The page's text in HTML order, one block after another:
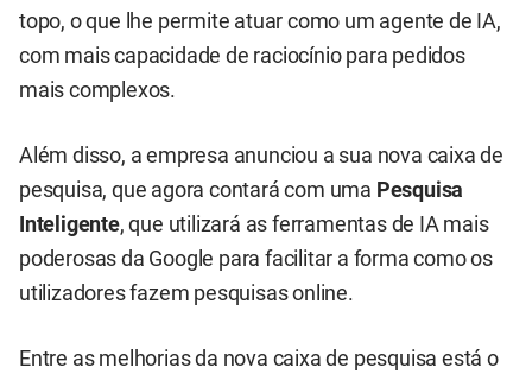
topo, o que lhe permite atuar como um agente de IA,
com mais capacidade de raciocínio para pedidos
mais complexos.
Além disso, a empresa anunciou a sua nova caixa de
pesquisa, que agora contará com uma Pesquisa
Inteligente, que utilizará as ferramentas de IA mais
poderosas da Google para facilitar a forma como os
utilizadores fazem pesquisas online.
Entre as melhorias da nova caixa de pesquisa está o